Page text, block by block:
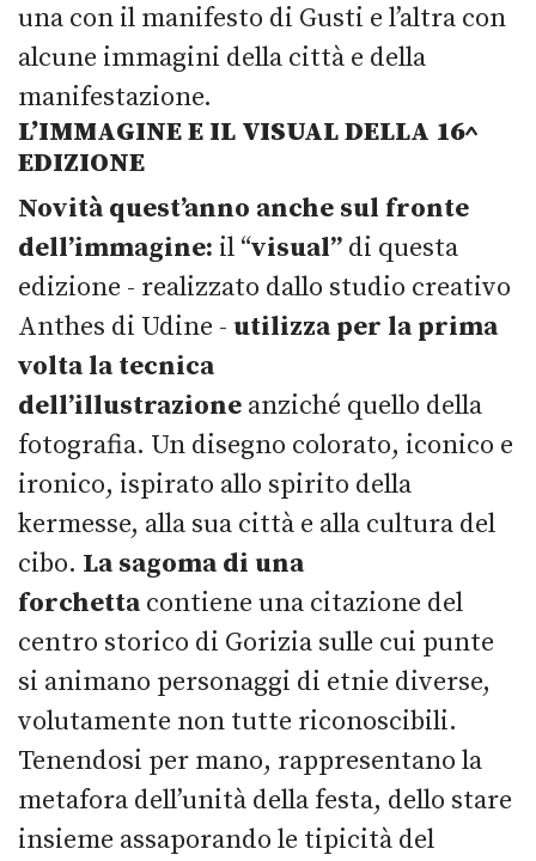
una con il manifesto di Gusti e l’altra con
alcune immagini della città e della
manifestazione.
L’IMMAGINE E IL VISUAL DELLA 16^
EDIZIONE
Novità quest’anno anche sul fronte
dell’immagine: il “visual” di questa
edizione - realizzato dallo studio creativo
Anthes di Udine - utilizza per la prima
volta la tecnica
dell’illustrazione anziché quello della
fotografia. Un disegno colorato, iconico e
ironico, ispirato allo spirito della
kermesse, alla sua città e alla cultura del
cibo. La sagoma di una
forchettacontiene una citazione del
centro storico di Gorizia sulle cui punte
si animano personaggi di etnie diverse,
volutamente non tutte riconoscibili.
Tenendosi per mano, rappresentano la
metafora dell’unità della festa, dello stare
insieme assaporando le tipicità del